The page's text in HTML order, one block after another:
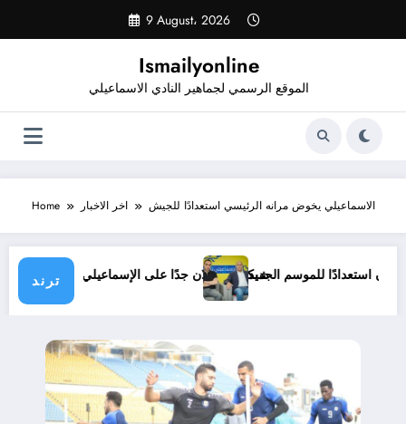
content
9 August، 2026
Ismailyonline
الموقع الرسمي لجماهير النادي الاسماعيلي
Home اخر الاخبار الاسماعيلي يخوض مرانه الرئيسي استعدادًا للجيش
ترند
شيكابالا: زعلان جدًا على الإسماعيلي..حتى الآن استعدادًا للموسم الجديد